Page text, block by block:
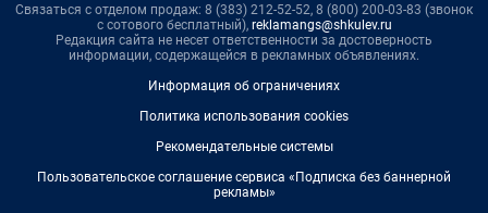
Связаться с отделом продаж: 8 (383) 212-52-52, 8 (800) 200-03-83 (звонок
с сотового бесплатный), reklamangs@shkulev.ru
Редакция сайта не несет ответственности за достоверность
информации, содержащейся в рекламных объявлениях.
Информация об ограничениях
Политика использования cookies
Рекомендательные системы
Пользовательское соглашение сервиса «Подписка без баннерной
рекламы»